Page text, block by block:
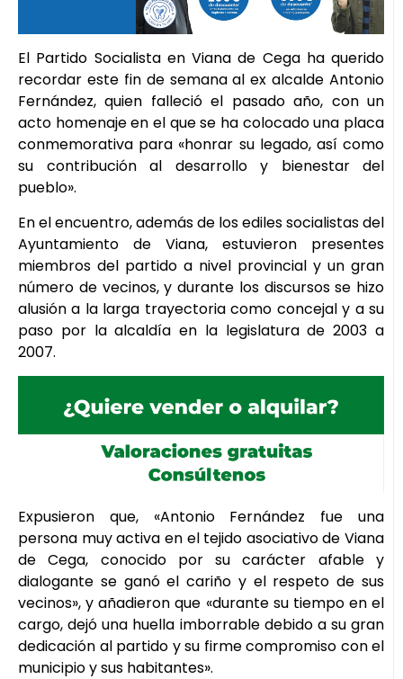
El Partido Socialista en Viana de Cega ha querido
recordar este fin de semana al ex alcalde Antonio
Fernández, quien falleció el pasado año, con un
acto homenaje en el que se ha colocado una placa
conmemorativa para «honrar su legado, así como
su contribución al desarrollo y bienestar del
pueblo».
En el encuentro, además de los ediles socialistas del
Ayuntamiento de Viana, estuvieron presentes
miembros del partido a nivel provincial y un gran
número de vecinos, y durante los discursos se hizo
alusión a la larga trayectoria como concejal y a su
paso por la alcaldía en la legislatura de 2003 a
2007.
Expusieron que, «Antonio Fernández fue una
persona muy activa en el tejido asociativo de Viana
de Cega, conocido por su carácter afable y
dialogante se ganó el cariño y el respeto de sus
vecinos», y añadieron que «durante su tiempo en el
cargo, dejó una huella imborrable debido a su gran
dedicación al partido y su firme compromiso con el
municipio y sus habitantes».